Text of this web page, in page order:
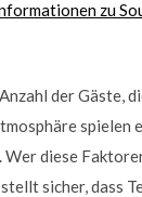
zu
der Gäste,
spielen
Wer diese
sicher, dass